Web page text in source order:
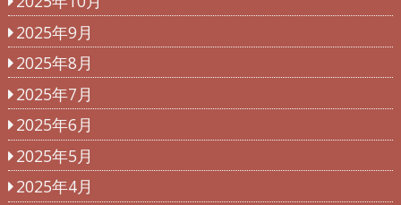
2025年9月
2025年8月
2025年7月
2025年6月
2025年5月
2025年4月